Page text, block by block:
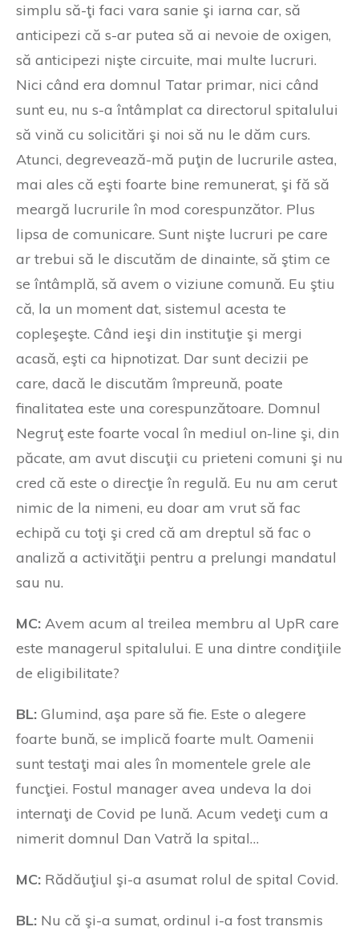
simplu să-ţi faci vara sanie şi iarna car, să
anticipezi că s-ar putea să ai nevoie de oxigen,
să anticipezi nişte circuite, mai multe lucruri.
Nici când era domnul Tatar primar, nici când
sunt eu, nu s-a întâmplat ca directorul spitalului
să vină cu solicitări şi noi să nu le dăm curs.
Atunci, degrevează-mă puţin de lucrurile astea,
mai ales că eşti foarte bine remunerat, şi fă să
meargă lucrurile în mod corespunzător. Plus
lipsa de comunicare. Sunt nişte lucruri pe care
ar trebui să le discutăm de dinainte, să ştim ce
se întâmplă, să avem o viziune comună. Eu ştiu
că, la un moment dat, sistemul acesta te
copleşeşte. Când ieşi din instituţie şi mergi
acasă, eşti ca hipnotizat. Dar sunt decizii pe
care, dacă le discutăm împreună, poate
finalitatea este una corespunzătoare. Domnul
Negruţ este foarte vocal în mediul on-line şi, din
păcate, am avut discuţii cu prieteni comuni şi nu
cred că este o direcţie în regulă. Eu nu am cerut
nimic de la nimeni, eu doar am vrut să fac
echipă cu toţi şi cred că am dreptul să fac o
analiză a activităţii pentru a prelungi mandatul
sau nu.
MC: Avem acum al treilea membru al UpR care
este managerul spitalului. E una dintre condiţiile
de eligibilitate?
BL: Glumind, aşa pare să fie. Este o alegere
foarte bună, se implică foarte mult. Oamenii
sunt testaţi mai ales în momentele grele ale
funcţiei. Fostul manager avea undeva la doi
internaţi de Covid pe lună. Acum vedeţi cum a
nimerit domnul Dan Vatră la spital…
MC: Rădăuţiul şi-a asumat rolul de spital Covid.
BL: Nu că şi-a sumat, ordinul i-a fost transmis